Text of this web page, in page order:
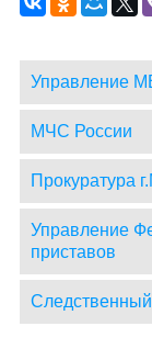
Управление
МЧС России
Прокуратура
Управление
приставов
Следственный